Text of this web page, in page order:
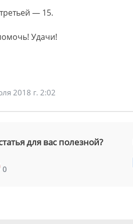
— 15.
Удачи!
2018 г. 2:02
для вас полезной?
0